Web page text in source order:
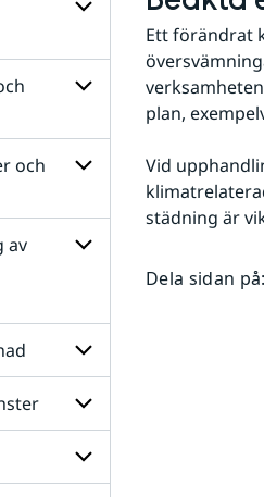
Undersidor
för
Arkitekter
tekniska konsulter
Undersidor
för
anläggning och
infrastruktur
och
Undersidor
för
arbetsmaskiner
drivmedel
av
för
Skötsel
och
anläggning
av
och
andra
grönområden
Undersidor
för
Tjänster
inom
omvårdnad
Undersidor
för
Ett förändrat
plan,
Vid
städning är
Dela sidan på: